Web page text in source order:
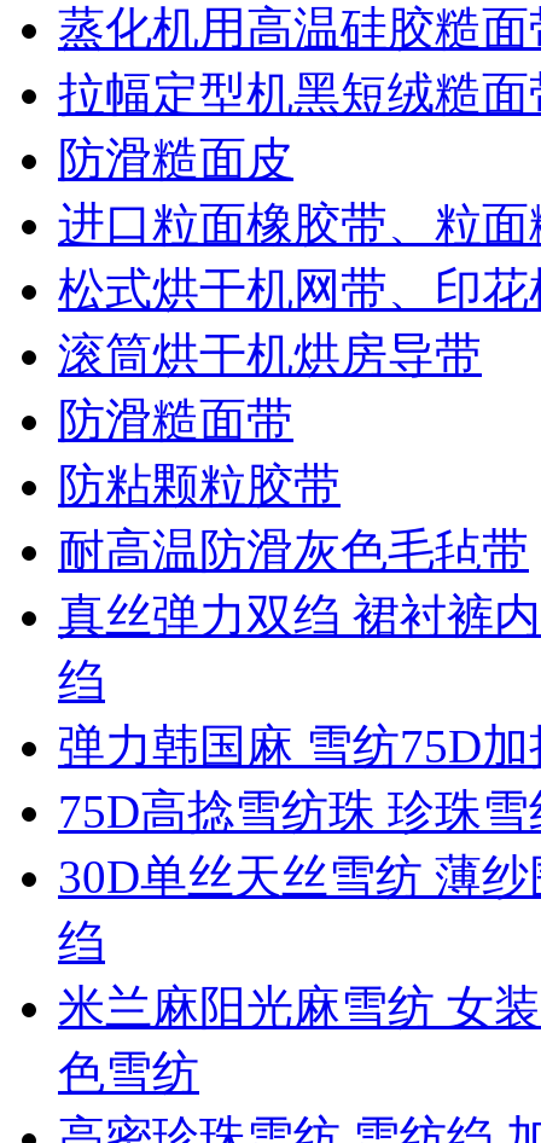
蒸化机用高温硅胶糙面
拉幅定型机黑短绒糙面
防滑糙面皮
进口粒面橡胶带、粒
松式烘干机网带、印
滚筒烘干机烘房导带
防滑糙面带
防粘颗粒胶带
耐高温防滑灰色毛毡带
真丝弹力双绉 裙衬裤
绉
弹力韩国麻 雪纺75D
75D高捻雪纺珠 珍珠
30D单丝天丝雪纺 薄
绉
米兰麻阳光麻雪纺 女
色雪纺